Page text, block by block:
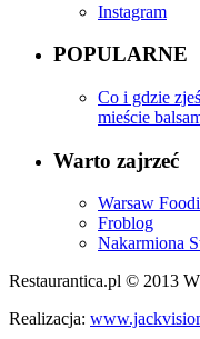
Instagram
POPULARNE
Co i gdzie
mieście
Warto zajrzeć
Warsaw
Froblog
Nakarmiona
Restaurantica.pl © 2013
Realizacja: